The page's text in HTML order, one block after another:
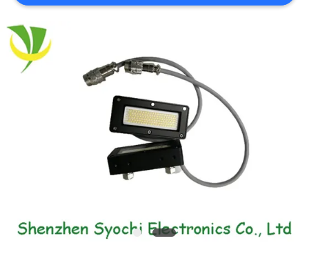
PLAN
DU
SITE